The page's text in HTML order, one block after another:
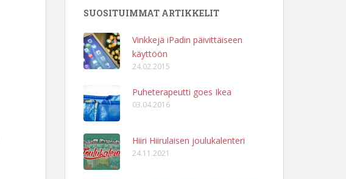
SUOSITUIMMAT ARTIKKELIT
Vinkkejä iPadin päivittäiseen
käyttöön
24.02.2015
Puheterapeutti goes Ikea
03.04.2016
Hiiri Hiirulaisen joulukalenteri
24.11.2021